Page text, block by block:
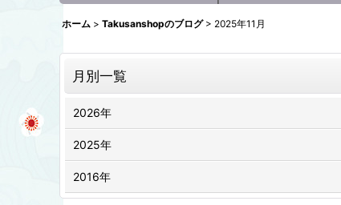
ホーム > Takusanshopのブログ > 2025年11月
月別一覧
2026年
2025年
2016年